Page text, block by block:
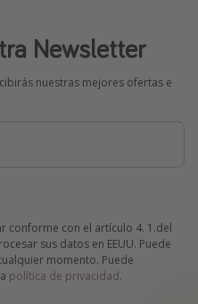
Newsletter
nuestras mejores ofertas e
conforme con el artículo 4. 1.del
sus datos en EEUU. Puede
momento. Puede
política de privacidad.